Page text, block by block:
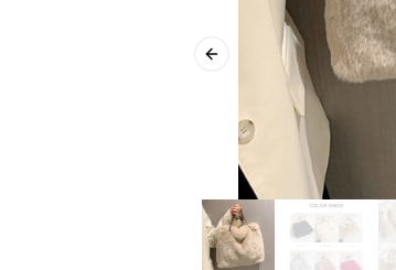
Previous slide